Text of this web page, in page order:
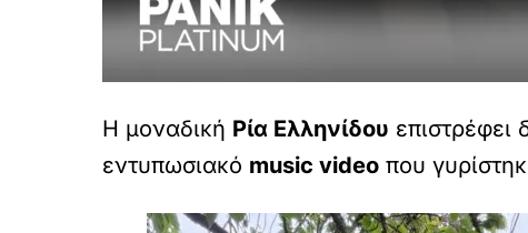
Η μοναδική Ρία Ελληνίδου
εντυπωσιακό music video που